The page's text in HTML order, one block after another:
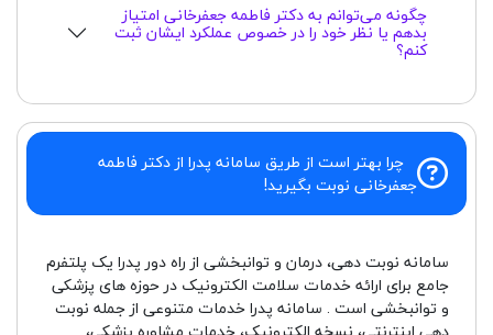
چگونه می‌توانم به دکتر فاطمه جعفرخانی امتیاز
بدهم یا نظر خود را در خصوص عملکرد ایشان ثبت
کنم؟
چرا بهتر است از طریق سامانه پدرا از دکتر فاطمه
جعفرخانی نوبت بگیرید!
سامانه نوبت دهی، درمان و توانبخشی از راه دور پدرا یک پلتفرم
جامع برای ارائه خدمات سلامت الکترونیک در حوزه های پزشکی
و توانبخشی است . سامانه پدرا خدمات متنوعی از جمله نوبت